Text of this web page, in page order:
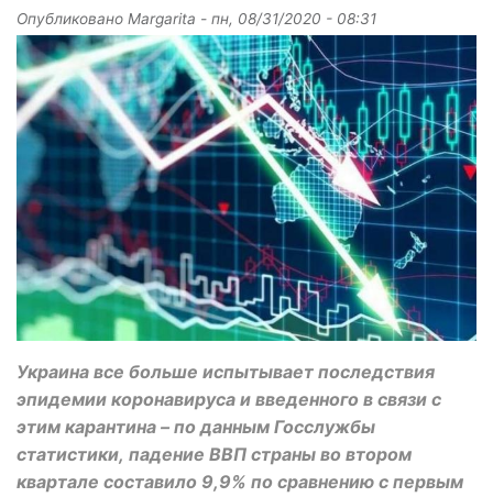
Опубликовано Margarita - пн, 08/31/2020 - 08:31
Украина все больше испытывает последствия
эпидемии коронавируса и введенного в связи с
этим карантина – по данным Госслужбы
статистики, падение ВВП страны во втором
квартале составило 9,9% по сравнению с первым